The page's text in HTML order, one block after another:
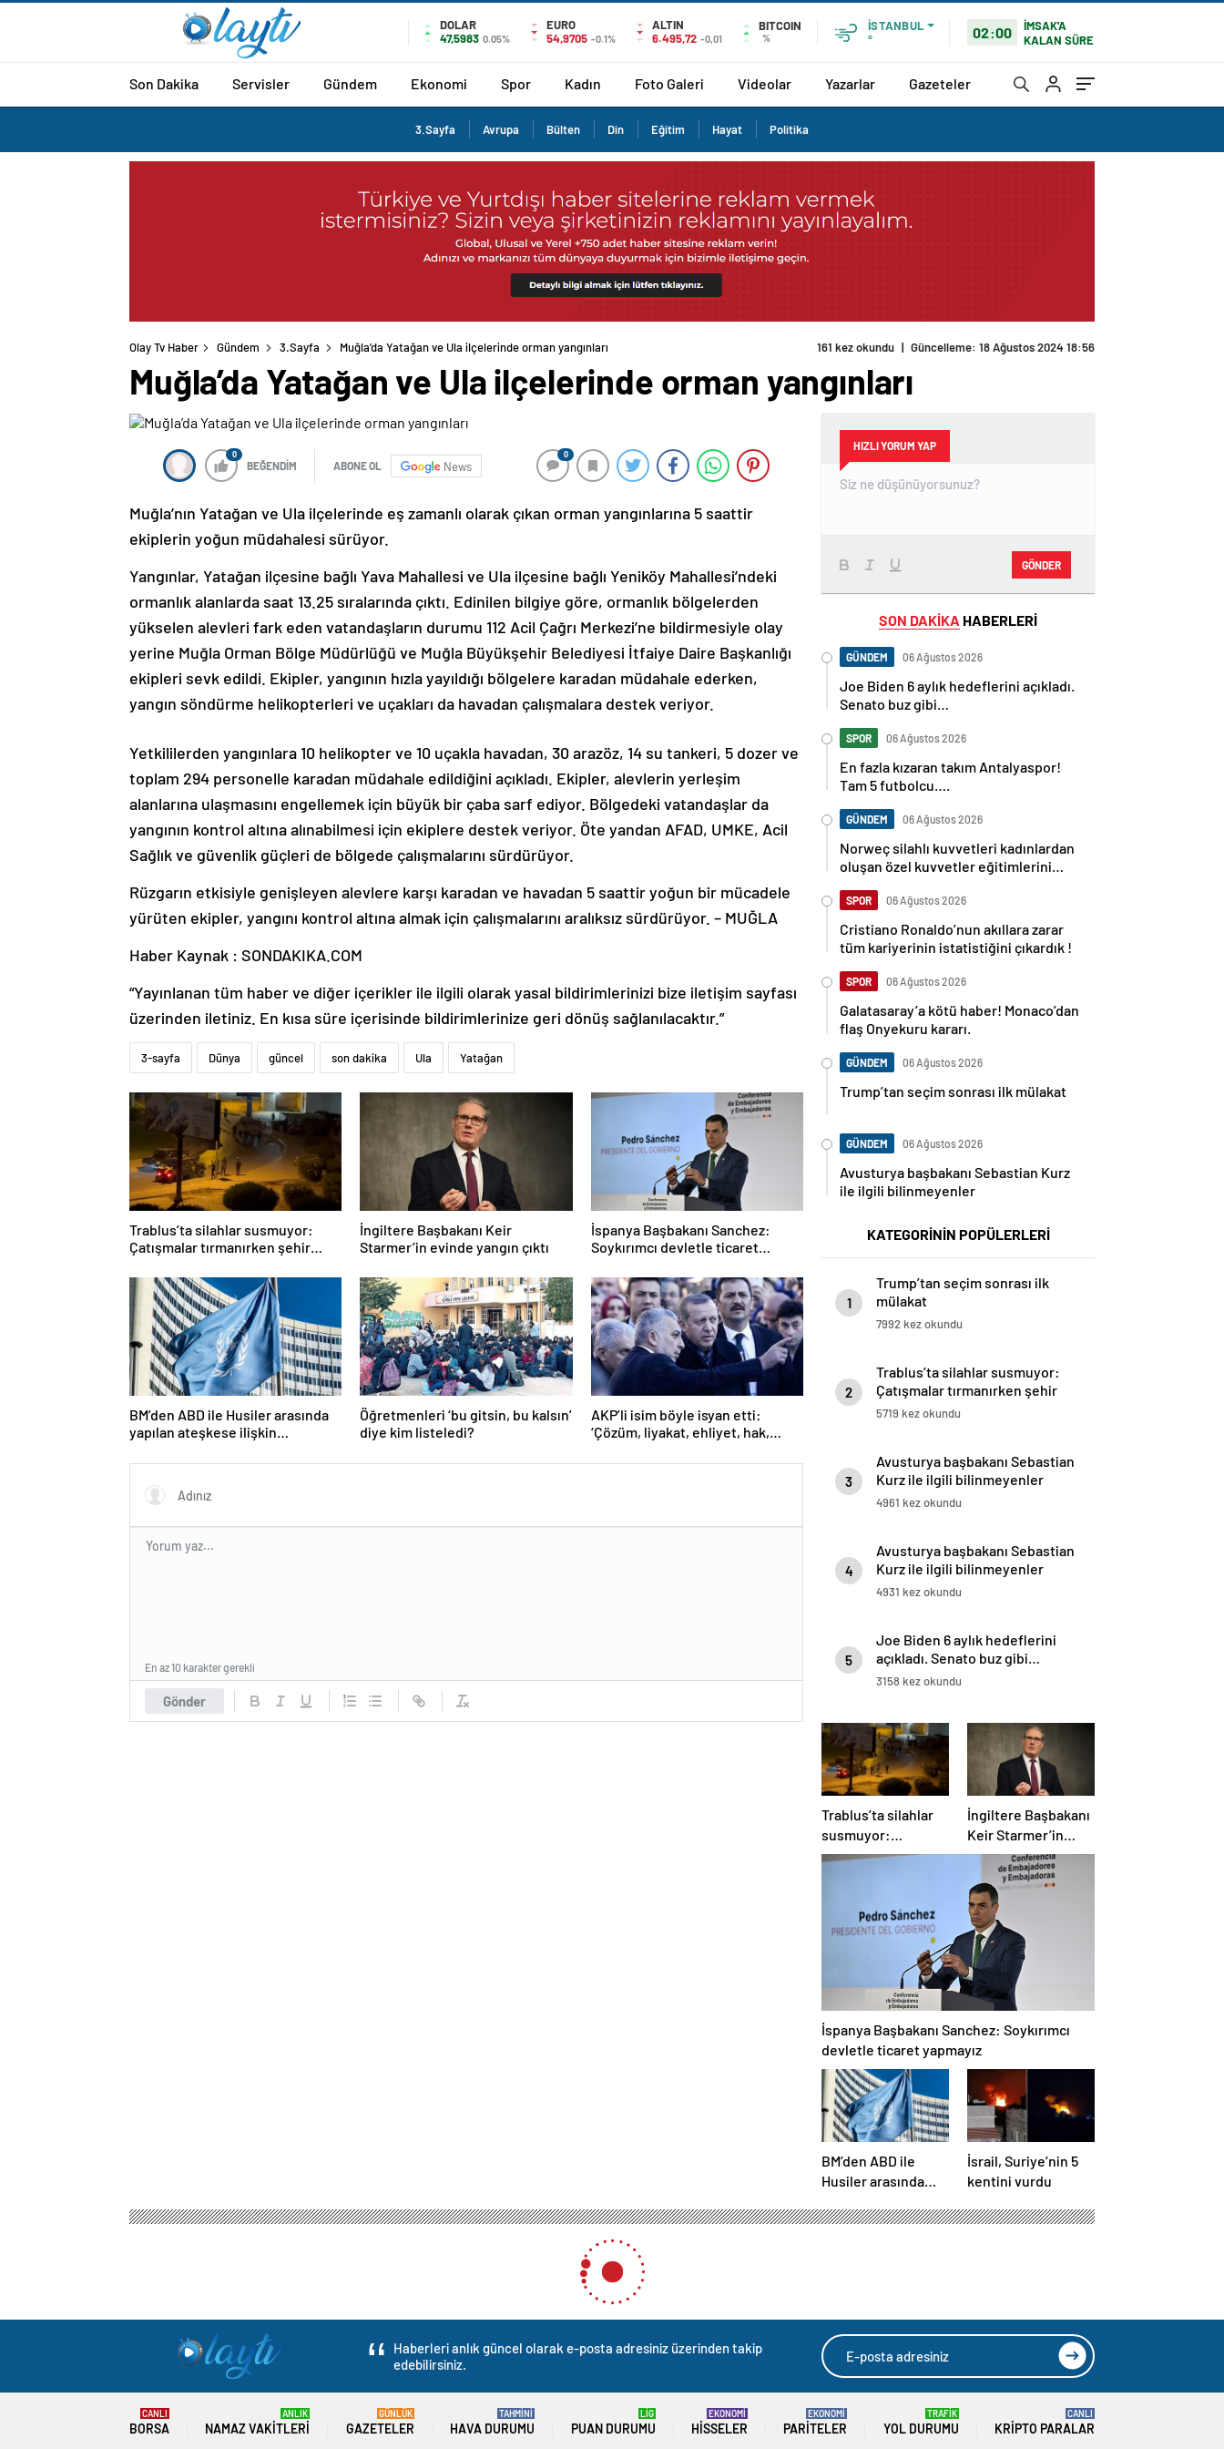
DOLAR
47,5983 0.05%
EURO
54,9705 -0.1%
ALTIN
6.495,72 -0,01
BITCOIN
%
İSTANBUL
°
02:00
İMSAK'A
KALAN SÜRE
Son Dakika Servisler Gündem Ekonomi Spor Kadın Foto Galeri Videolar Yazarlar Gazeteler
3.Sayfa Avrupa Bülten Din Eğitim Hayat Politika
Olay Tv Haber Gündem 3.Sayfa Muğla’da Yatağan ve Ula ilçelerinde orman yangınları 161 kez okundu | Güncelleme: 18 Ağustos 2024 18:56
Muğla’da Yatağan ve Ula ilçelerinde orman yangınları
0
BEĞENDİM ABONE OL News
0
Muğla’nın Yatağan ve Ula ilçelerinde eş zamanlı olarak çıkan orman yangınlarına 5 saattir
ekiplerin yoğun müdahalesi sürüyor.
Yangınlar, Yatağan ilçesine bağlı Yava Mahallesi ve Ula ilçesine bağlı Yeniköy Mahallesi’ndeki
ormanlık alanlarda saat 13.25 sıralarında çıktı. Edinilen bilgiye göre, ormanlık bölgelerden
yükselen alevleri fark eden vatandaşların durumu 112 Acil Çağrı Merkezi’ne bildirmesiyle olay
yerine Muğla Orman Bölge Müdürlüğü ve Muğla Büyükşehir Belediyesi İtfaiye Daire Başkanlığı
ekipleri sevk edildi. Ekipler, yangının hızla yayıldığı bölgelere karadan müdahale ederken,
yangın söndürme helikopterleri ve uçakları da havadan çalışmalara destek veriyor.
Yetkililerden yangınlara 10 helikopter ve 10 uçakla havadan, 30 arazöz, 14 su tankeri, 5 dozer ve
toplam 294 personelle karadan müdahale edildiğini açıkladı. Ekipler, alevlerin yerleşim
alanlarına ulaşmasını engellemek için büyük bir çaba sarf ediyor. Bölgedeki vatandaşlar da
yangının kontrol altına alınabilmesi için ekiplere destek veriyor. Öte yandan AFAD, UMKE, Acil
Sağlık ve güvenlik güçleri de bölgede çalışmalarını sürdürüyor.
Rüzgarın etkisiyle genişleyen alevlere karşı karadan ve havadan 5 saattir yoğun bir mücadele
yürüten ekipler, yangını kontrol altına almak için çalışmalarını aralıksız sürdürüyor. – MUĞLA
Haber Kaynak : SONDAKIKA.COM
“Yayınlanan tüm haber ve diğer içerikler ile ilgili olarak yasal bildirimlerinizi bize iletişim sayfası
üzerinden iletiniz. En kısa süre içerisinde bildirimlerinize geri dönüş sağlanılacaktır.”
3-sayfa Dünya güncel son dakika Ula Yatağan
Trablus’ta silahlar susmuyor:
Çatışmalar tırmanırken şehir
İngiltere Başbakanı Keir
Starmer’in evinde yangın çıktı
İspanya Başbakanı Sanchez:
Soykırımcı devletle ticaret
BM’den ABD ile Husiler arasında
yapılan ateşkese ilişkin
Öğretmenleri ‘bu gitsin, bu kalsın’
diye kim listeledi?
AKP’li isim böyle isyan etti:
‘Çözüm, liyakat, ehliyet, hak,
Gönder
En az 10 karakter gerekli
HIZLI YORUM YAP
GÖNDER
SON DAKİKA HABERLERİ
GÜNDEM 06 Ağustos 2026
Joe Biden 6 aylık hedeflerini açıkladı.
Senato buz gibi…
SPOR 06 Ağustos 2026
En fazla kızaran takım Antalyaspor!
Tam 5 futbolcu….
GÜNDEM 06 Ağustos 2026
Norweç silahlı kuvvetleri kadınlardan
oluşan özel kuvvetler eğitimlerini
SPOR 06 Ağustos 2026
Cristiano Ronaldo’nun akıllara zarar
tüm kariyerinin istatistiğini çıkardık !
SPOR 06 Ağustos 2026
Galatasaray’a kötü haber! Monaco’dan
flaş Onyekuru kararı.
GÜNDEM 06 Ağustos 2026
Trump’tan seçim sonrası ilk mülakat
GÜNDEM 06 Ağustos 2026
Avusturya başbakanı Sebastian Kurz
ile ilgili bilinmeyenler
KATEGORİNİN POPÜLERLERİ
1
Trump’tan seçim sonrası ilk
mülakat
7992 kez okundu
2
Trablus’ta silahlar susmuyor:
Çatışmalar tırmanırken şehir
alarmda
5719 kez okundu
3
Avusturya başbakanı Sebastian
Kurz ile ilgili bilinmeyenler
4961 kez okundu
4
Avusturya başbakanı Sebastian
Kurz ile ilgili bilinmeyenler
4931 kez okundu
5
Joe Biden 6 aylık hedeflerini
açıkladı. Senato buz gibi…
3158 kez okundu
Trablus’ta silahlar
susmuyor:
Çatışmalar
İngiltere Başbakanı
Keir Starmer’in
evinde yangın çıktı
İspanya Başbakanı Sanchez: Soykırımcı
devletle ticaret yapmayız
BM’den ABD ile
Husiler arasında
ilişkin
İsrail, Suriye’nin 5
kentini vurdu
Haberleri anlık güncel olarak e-posta adresiniz üzerinden takip
edebilirsiniz.
BORSA
CANLI
NAMAZ VAKITLERI
ANLIK
GAZETELER
GÜNLÜK
HAVA DURUMU
TAHMİNİ
PUAN DURUMU
LİG
HISSELER
EKONOMİ
PARITELER
EKONOMİ
YOL DURUMU
TRAFİK
KRIPTO PARALAR
CANLI